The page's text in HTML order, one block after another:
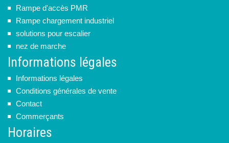
Rampe d'accès PMR
Rampe chargement industriel
solutions pour escalier
nez de marche
Informations légales
Informations légales
Conditions générales de vente
Contact
Commerçants
Horaires